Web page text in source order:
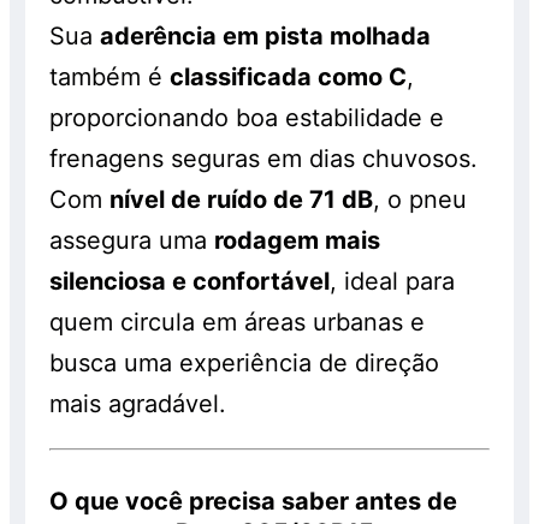
Suaaderência em pista molhada
também éclassificada como C,
proporcionando boa estabilidade e
frenagens seguras em dias chuvosos.
Com nível de ruído de 71 dB, o pneu
assegura uma rodagem mais
silenciosa e confortável, ideal para
quem circula em áreas urbanas e
busca uma experiência de direção
mais agradável.
O que você precisa saber antes de